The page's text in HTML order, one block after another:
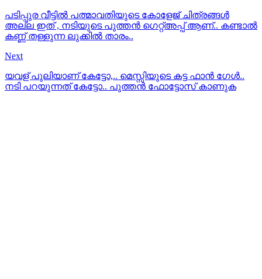
പടിപ്പുര വീട്ടില്‍ പത്മാവതിയുടെ കോളേജ് ചിത്രങ്ങള്‍
അല്ല ഇത് , നടിയുടെ പുത്തന്‍ ഗെറ്റ്അപ്പ് ആണ്.. കണ്ടാല്‍
കണ്ണ് തള്ളുന്ന ലുക്കില്‍ താരം..
Next
യവള് പുലിയാണ് കേട്ടോ,.. മെസ്സിയുടെ കട്ട ഫാന്‍ ഗേള്‍..
നടി പറയുന്നത് കേട്ടോ.. പുത്തന്‍ ഫോട്ടോസ് കാണുക